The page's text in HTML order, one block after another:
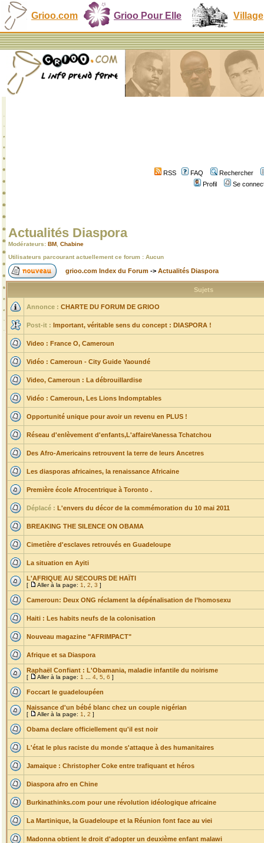
Grioo.com Grioo Pour Elle Village
RSS FAQ
Rechercher
Profil
Se
Actualités Diaspora
Modérateurs: BM Chabine
Utilisateurs parcourant actuellement ce forum : Aucun
grioo.com Index du Forum -> Actualités Diaspora
Sujets
Annonce : CHARTE DU FORUM DE GRIOO
Post-it : Important, véritable sens du concept : DIASPORA !
Video : France O, Cameroun
Vidéo : Cameroun - City Guide Yaoundé
Video, Cameroun : La débrouillardise
Vidéo : Cameroun, Les Lions Indomptables
Opportunité unique pour avoir un revenu en PLUS !
Réseau d'enlèvement d'enfants,L'affaireVanessa Tchatchou
Des Afro-Americains retrouvent la terre de leurs Ancetres
Les diasporas africaines, la renaissance Africaine
Première école Afrocentrique à Toronto .
Déplacé : L'envers du décor de la commémoration du 10 mai 2011
BREAKING THE SILENCE ON OBAMA
Cimetière d'esclaves retrouvés en Guadeloupe
La situation en Ayiti
L'AFRIQUE AU SECOURS DE HAÏTI
[ Aller à la page: 1 2 3 ]
Cameroun: Deux ONG réclament la dépénalisation de l’homosexu
Haiti : Les habits neufs de la colonisation
Nouveau magazine "AFRIMPACT"
Afrique et sa Diaspora
Raphaël Confiant : L'Obamania, maladie infantile du noirisme
[ Aller à la page: 1 4 5 6 ]
Foccart le guadeloupéen
Naissance d'un bébé blanc chez un couple nigérian
[ Aller à la page: 1 2 ]
Obama declare officiellement qu'il est noir
L'état le plus raciste du monde s'attaque à des humanitaires
Jamaique : Christopher Coke entre trafiquant et héros
Diaspora afro en Chine
Burkinathinks.com pour une révolution idéologique africaine
La Martinique, la Guadeloupe et la Réunion font face au viei
Madonna obtient le droit d'adopter un deuxième enfant malawi